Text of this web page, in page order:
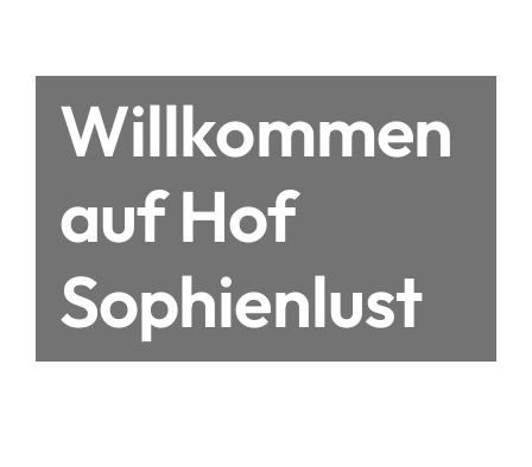
Willkommen
auf Hof
Sophienlust